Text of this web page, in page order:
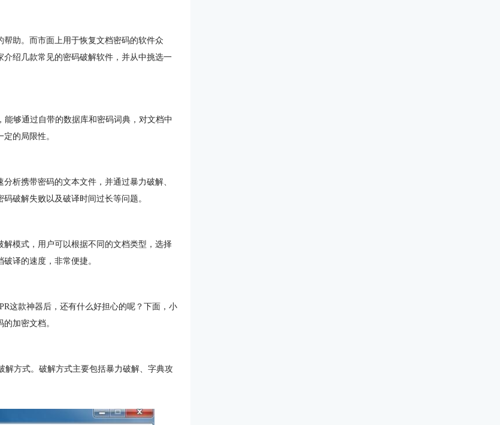
助。而市面上用于恢复文档密码的软件众
绍几款常见的密码破解软件，并从中挑选一
，能够通过自带的数据库和密码词典，对文档中
的局限性。
析携带密码的文本文件，并通过暴力破解、
破解失败以及破译时间过长等问题。
模式，用户可以根据不同的文档类型，选择
译的速度，非常便捷。
这款神器后，还有什么好担心的呢？下面，小
加密文档。
解方式。破解方式主要包括暴力破解、字典攻